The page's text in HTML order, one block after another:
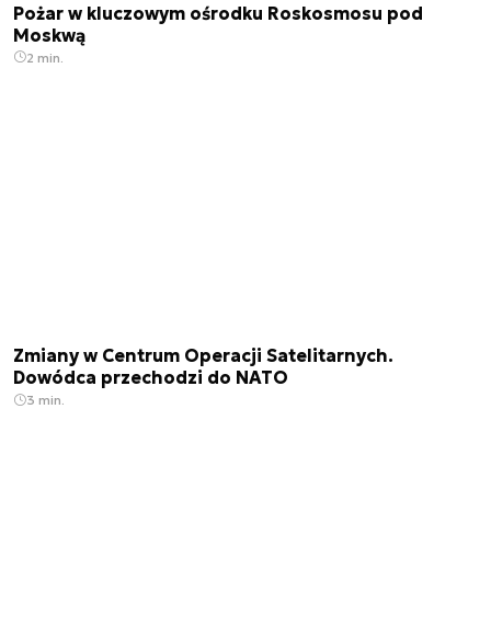
Pożar w kluczowym ośrodku Roskosmosu pod
Moskwą
2 min.
Zmiany w Centrum Operacji Satelitarnych.
Dowódca przechodzi do NATO
3 min.